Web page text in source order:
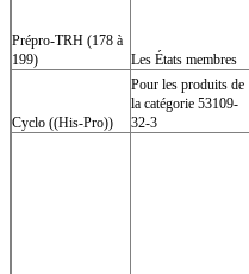
Prépro-TRH (178 à
199)
Les États membres
Cyclo ((His-Pro))
Pour les produits de
la catégorie 53109-
32-3